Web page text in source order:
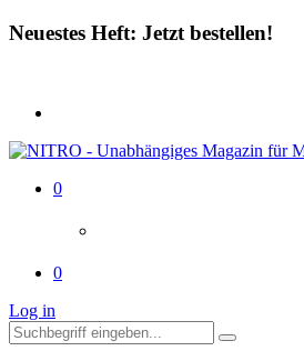
Neuestes Heft: Jetzt bestellen!
0
0
Log in